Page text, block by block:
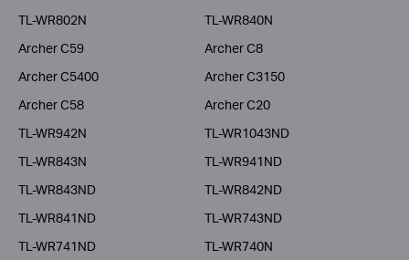
TL-WR802N
TL-WR840N
Archer C59
Archer C8
Archer C5400
Archer C3150
Archer C58
Archer C20
TL-WR942N
TL-WR1043ND
TL-WR843N
TL-WR941ND
TL-WR843ND
TL-WR842ND
TL-WR841ND
TL-WR743ND
TL-WR741ND
TL-WR740N